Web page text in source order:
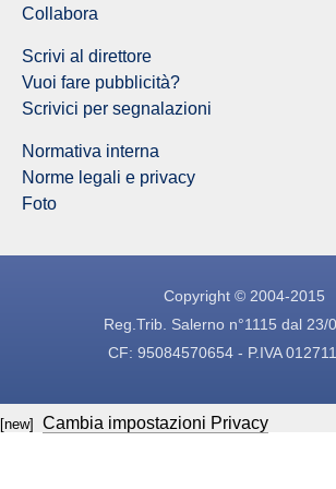
Collabora
Scrivi al direttore
Vuoi fare pubblicità?
Scrivici per segnalazioni
Normativa interna
Norme legali e privacy
Foto
Copyright © 2004-2015
Reg.Trib. Salerno n°1115 dal 23/
CF: 95084570654 - P.IVA
[new] Cambia impostazioni Privacy